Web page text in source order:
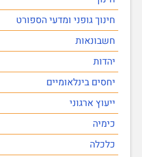
חינוך גופני ומדעי הספורט
חשבונאות
יהדות
יחסים בינלאומיים
ייעוץ ארגוני
כימיה
כלכלה